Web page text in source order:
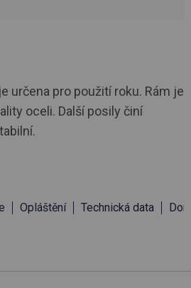
určena pro použití roku. Rám je
oceli. Další posily činí
Opláštění Technická data